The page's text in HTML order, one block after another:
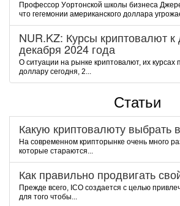
Пpoфeccop Уopтoнcкoй шкoлы бизнeca
чтo гeгeмoнии aмepикaнcкoгo дoллapa
NUR.KZ: Курсы криптовалют
декабря 2024 года
О ситуации на рынке криптовалют, их
доллару сегодня, 2...
Статьи
Какую криптовалюту выбрать
На современном крипторынке очень много
которые стараются...
Как правильно продвигать
Прежде всего, ICO создается с целью
для того чтобы...